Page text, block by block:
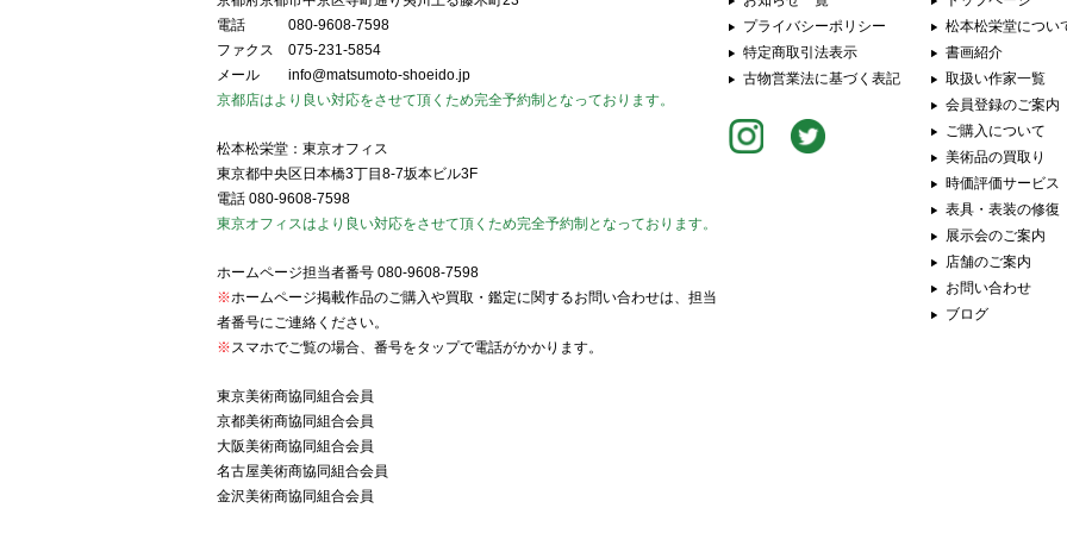
電話
080-9608-7598
ファクス
075-231-5854
メール
info@matsumoto-shoeido.jp
京都店はより良い対応をさせて頂くため完全予約制となっております。
松本松栄堂：東京オフィス
東京都中央区日本橋3丁目8-7坂本ビル3F
電話 080-9608-7598
東京オフィスはより良い対応をさせて頂くため完全予約制となっております。
ホームページ担当者番号 080-9608-7598
※ホームページ掲載作品のご購入や買取・鑑定に関するお問い合わせは、担当
者番号にご連絡ください。
※スマホでご覧の場合、番号をタップで電話がかかります。
東京美術商協同組合会員
京都美術商協同組合会員
大阪美術商協同組合会員
名古屋美術商協同組合会員
金沢美術商協同組合会員
プライバシーポリシー
特定商取引法表示
古物営業法に基づく表記
松本松栄堂につい
書画紹介
取扱い作家一覧
会員登録のご案内
ご購入について
美術品の買取り
時価評価サービス
表具・表装の修復
展示会のご案内
店舗のご案内
お問い合わせ
ブログ